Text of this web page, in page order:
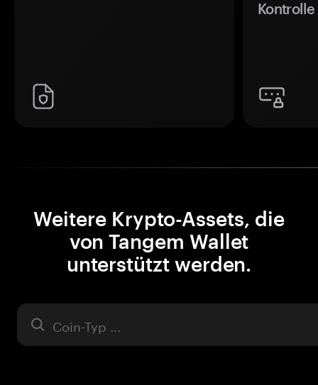
Weitere Krypto-Assets, die
von Tangem Wallet
unterstützt werden.
Asset